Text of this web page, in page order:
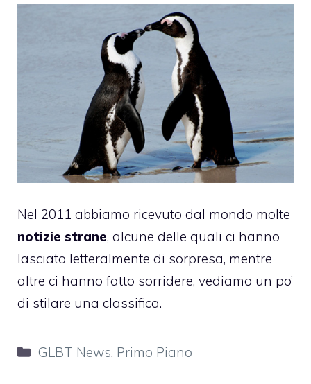
Nel 2011 abbiamo ricevuto dal mondo molte
notizie strane, alcune delle quali ci hanno
lasciato letteralmente di sorpresa, mentre
altre ci hanno fatto sorridere, vediamo un po’
di stilare una classifica.
Categorie
GLBT News, Primo Piano